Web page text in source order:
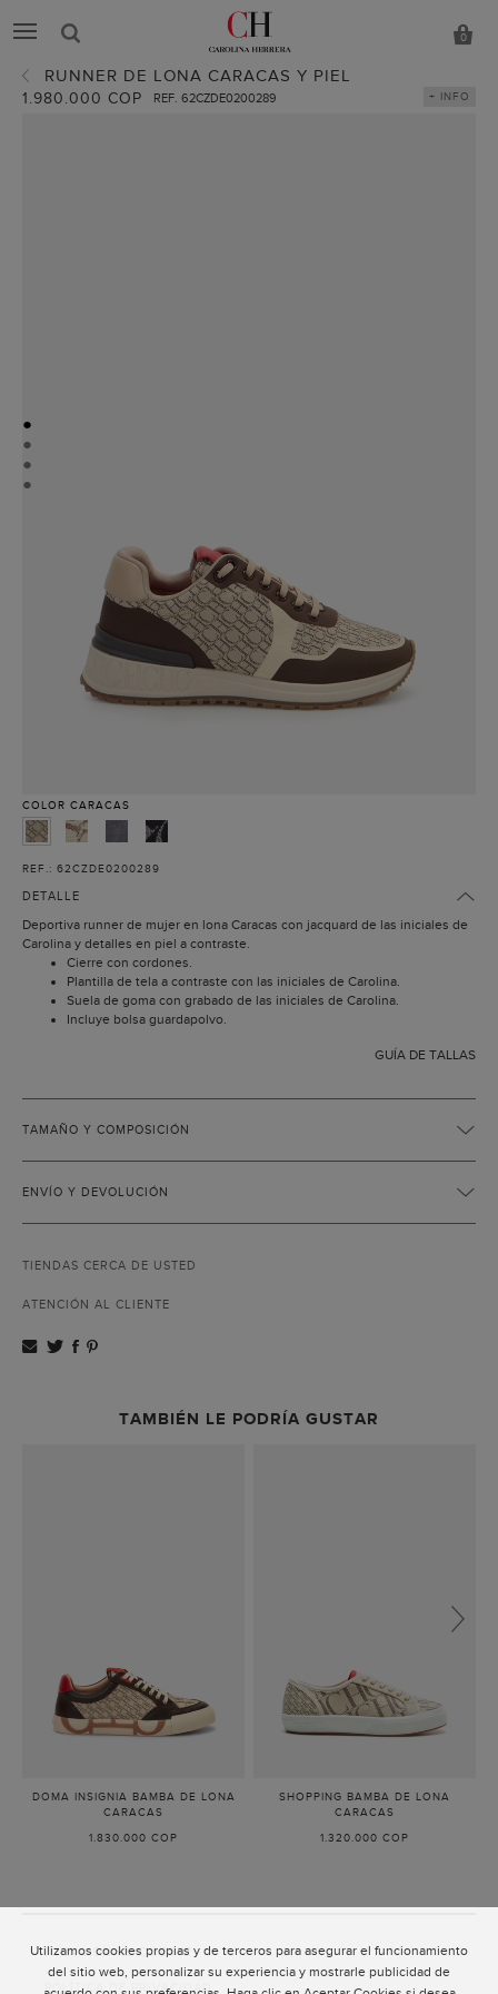
Utilizamos cookies propias y de terceros para asegurar el funcionamiento
del sitio web, personalizar su experiencia y mostrarle publicidad de
0
RUNNER DE LONA CARACAS Y PIEL
1.980.000 COP REF. 62CZDE0200289 + INFO
●
●
●
●
COLOR CARACAS
REF.: 62CZDE0200289
DETALLE
Deportiva runner de mujer en lona Caracas con jacquard de las iniciales de
Carolina y detalles en piel a contraste.
Cierre con cordones.
Plantilla de tela a contraste con las iniciales de Carolina.
Suela de goma con grabado de las iniciales de Carolina.
Incluye bolsa guardapolvo.
GUÍA DE TALLAS
TAMAÑO Y COMPOSICIÓN
ENVÍO Y DEVOLUCIÓN
TIENDAS CERCA DE USTED
ATENCIÓN AL CLIENTE
TAMBIÉN LE PODRÍA GUSTAR
DOMA INSIGNIA BAMBA DE LONA
CARACAS
1.830.000 COP
SHOPPING BAMBA DE LONA
CARACAS
1.320.000 COP
ATENCIÓN AL CLIENTE
POLÍTICA DE PRIVACIDAD